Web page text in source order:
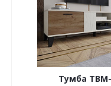
Тумба